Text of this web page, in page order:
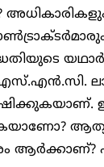
ആർക്കാണ്?